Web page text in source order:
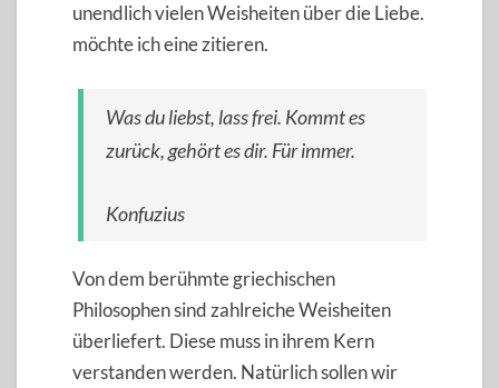
unendlich vielen Weisheiten über die Liebe.
möchte ich eine zitieren.
Was du liebst, lass frei. Kommt es
zurück, gehört es dir. Für immer.
Konfuzius
Von dem berühmte griechischen
Philosophen sind zahlreiche Weisheiten
überliefert. Diese muss in ihrem Kern
verstanden werden. Natürlich sollen wir